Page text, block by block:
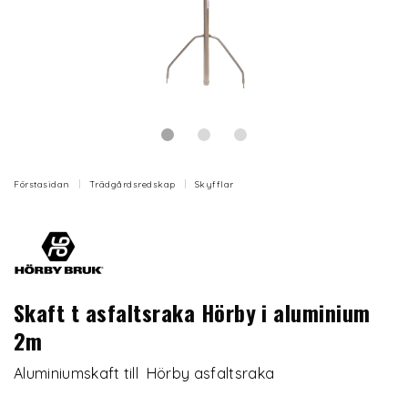
Förstasidan Trädgårdsredskap Skyfflar
Skaft t asfaltsraka Hörby i aluminium
2m
Aluminiumskaft till Hörby asfaltsraka